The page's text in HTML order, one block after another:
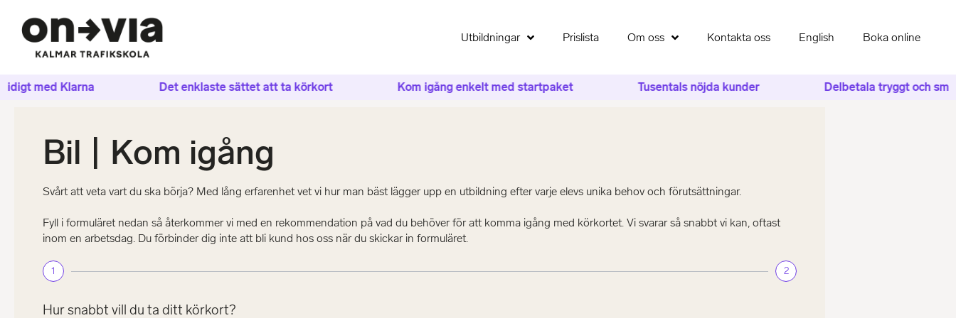
Utbildningar Prislista Om oss Kontakta oss English Boka online
med Klarna Det enklaste sättet att ta körkort Kom igång enkelt med startpaket Tusentals nöjda kunder Delbetala tryggt och
Bil | Kom igång
Svårt att veta vart du ska börja? Med lång erfarenhet vet vi hur man bäst lägger upp en utbildning efter varje elevs unika behov och förutsättningar.
Fyll i formuläret nedan så återkommer vi med en rekommendation på vad du behöver för att komma igång med körkortet. Vi svarar så snabbt vi kan, oftast
inom en arbetsdag. Du förbinder dig inte att bli kund hos oss när du skickar in formuläret.
1 2
Hur snabbt vill du ta ditt körkort?